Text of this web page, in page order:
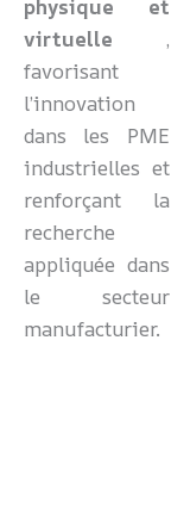
physique et
virtuelle ,
favorisant
l’innovation
dans les PME
industrielles et
renforçant la
recherche
appliquée dans
le secteur
manufacturier.